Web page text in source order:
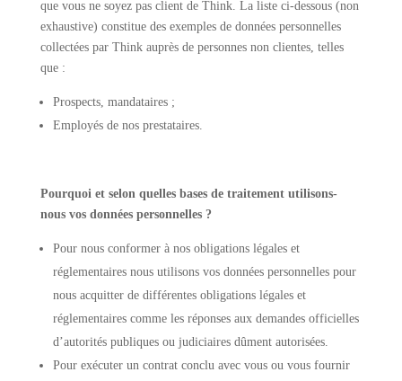
que vous ne soyez pas client de Think. La liste ci-dessous (non
exhaustive) constitue des exemples de données personnelles
collectées par Think auprès de personnes non clientes, telles
que :
Prospects, mandataires ;
Employés de nos prestataires.
Pourquoi et selon quelles bases de traitement utilisons-
nous vos données personnelles ?
Pour nous conformer à nos obligations légales et
réglementaires nous utilisons vos données personnelles pour
nous acquitter de différentes obligations légales et
réglementaires comme les réponses aux demandes officielles
d’autorités publiques ou judiciaires dûment autorisées.
Pour exécuter un contrat conclu avec vous ou vous fournir